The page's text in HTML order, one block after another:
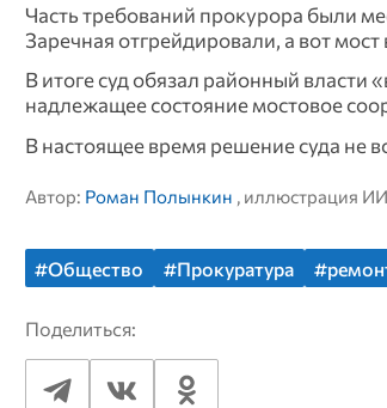
Часть требований прокурора были
Заречная отгрейдировали, а вот
В итоге суд обязал районный власти
надлежащее состояние мостовое
В настоящее время решение суда не
Автор: Роман Полынкин , иллюстрация ИИ
#Общество #Прокуратура
Поделиться: